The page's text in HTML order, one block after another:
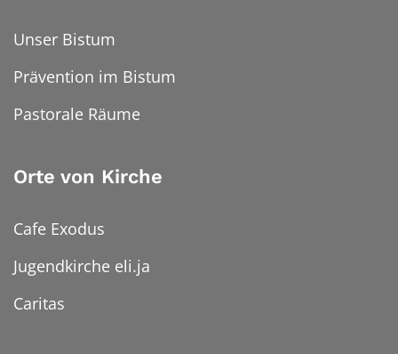
Unser Bistum
Prävention im Bistum
Pastorale Räume
Orte von Kirche
Cafe Exodus
Jugendkirche eli.ja
Caritas